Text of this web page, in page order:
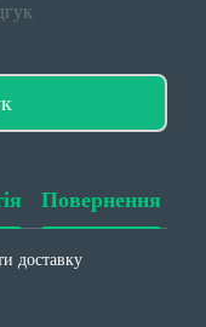
Повернення
доставку